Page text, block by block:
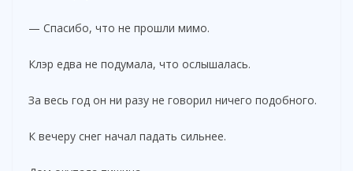
— Спасибо, что не прошли мимо.
Клэр едва не подумала, что ослышалась.
За весь год он ни разу не говорил ничего подобного.
К вечеру снег начал падать сильнее.